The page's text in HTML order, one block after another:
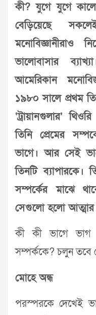
কী? যুগে যুগে
বেড়িয়েছে
মনোবিজ্ঞানীরাও
ভালোবাসার
আমেরিকান
১৯৮০ সালে প্রথম
‘ট্রায়ানগুলার’
তিনি প্রেমের
ভাগে। আর সেই
তিনটি
সম্পর্কের মাঝে
সেগুলো হলো আত্মার
কী কী ভাগে ভাগ
সম্পর্ককে? চলুন তবে
মোহে অন্ধ
পরস্পরকে দেখেই